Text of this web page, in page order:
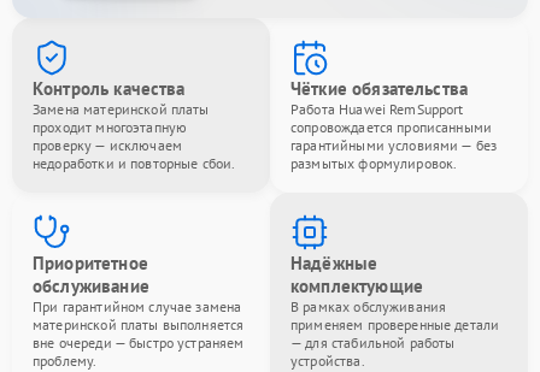
Контроль качества
Замена материнской платы
проходит многоэтапную
проверку — исключаем
недоработки и повторные сбои.
Чёткие обязательства
Работа Huawei RemSupport
сопровождается прописанными
гарантийными условиями — без
размытых формулировок.
Приоритетное
обслуживание
При гарантийном случае замена
материнской платы выполняется
вне очереди — быстро устраняем
проблему.
Надёжные
комплектующие
В рамках обслуживания
применяем проверенные детали
— для стабильной работы
устройства.